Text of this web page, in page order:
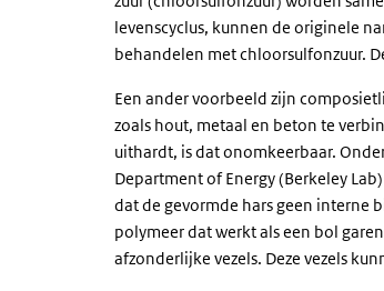
levenscyclus, kunnen de originele
behandelen met chloorsulfonzuur.
Een ander voorbeeld zijn
zoals hout, metaal en beton te
uithardt, is dat onomkeerbaar.
Department of Energy(Berkeley
dat de gevormde hars geen interne
polymeer dat werkt als een bol
afzonderlijke vezels. Deze vezels